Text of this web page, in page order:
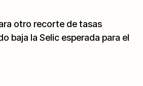
otro recorte de tasas
baja la Selic esperada para el